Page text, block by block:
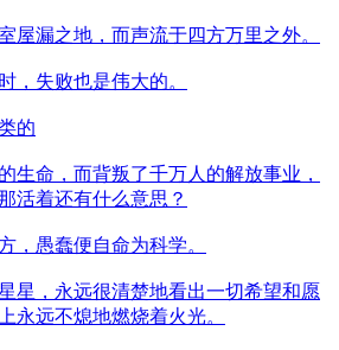
屋漏之地，而声流于四方万里之外。
，失败也是伟大的。
的
生命，而背叛了千万人的解放事业，
活着还有什么意思？
，愚蠢便自命为科学。
星，永远很清楚地看出一切希望和愿
永远不熄地燃烧着火光。